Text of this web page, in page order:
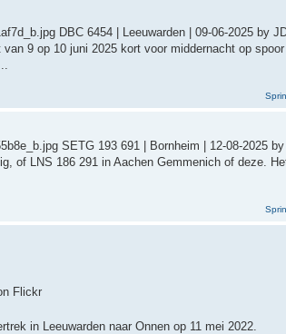
DBC 6454 | Leeuwarden | 09-06-2025 by
9 op 10 juni 2025 kort voor middernacht op
SETG 193 691 | Bornheim | 12-08-2025
of LNS 186 291 in Aachen Gemmenich of deze.
Flickr
in Leeuwarden naar Onnen op 11 mei 2022.